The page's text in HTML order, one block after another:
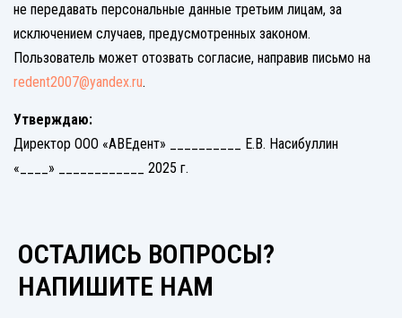
не передавать персональные данные третьим лицам, за
исключением случаев, предусмотренных законом.
Пользователь может отозвать согласие, направив письмо на
redent2007@yandex.ru.
Утверждаю:
Директор ООО «АВЕдент» __________ Е.В. Насибуллин
«____» ____________ 2025 г.
ОСТАЛИСЬ ВОПРОСЫ?
НАПИШИТЕ НАМ